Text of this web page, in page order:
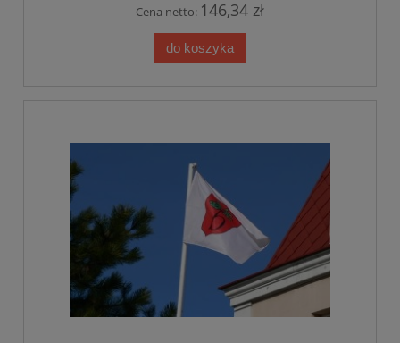
Cena netto: 146,34 zł
do koszyka